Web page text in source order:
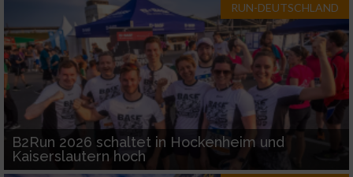
RUN-DEUTSCHLAND
B2Run 2026 schaltet in Hockenheim und
Kaiserslautern hoch